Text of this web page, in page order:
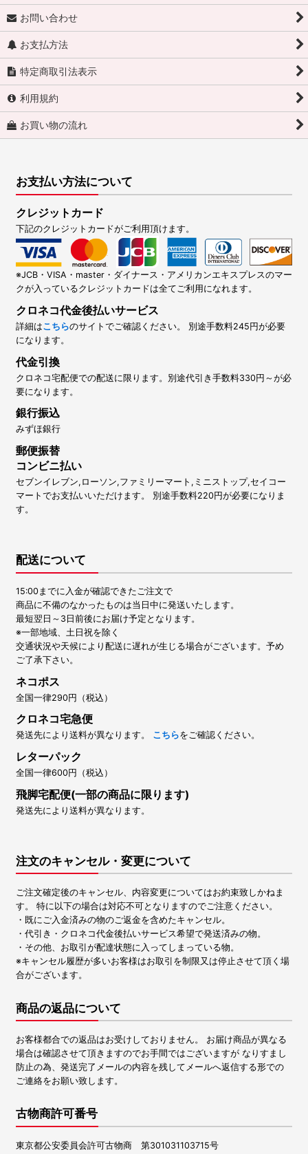
お問い合わせ
お支払方法
特定商取引法表示
利用規約
お買い物の流れ
お支払い方法について
クレジットカード
下記のクレジットカードがご利用頂けます。
※JCB・VISA・master・ダイナース・アメリカンエキスプレスのマー
クが入っているクレジットカードは全てご利用になれます。
クロネコ代金後払いサービス
詳細はこちらのサイトでご確認ください。 別途手数料245円が必要
になります。
代金引換
クロネコ宅配便での配送に限ります。別途代引き手数料330円～が必
要になります。
銀行振込
みずほ銀行
郵便振替
コンビニ払い
セブンイレブン,ローソン,ファミリーマート,ミニストップ,セイコー
マートでお支払いいただけます。 別途手数料220円が必要になりま
す。
配送について
15:00までに入金が確認できたご注文で
商品に不備のなかったものは当日中に発送いたします。
最短翌日～3日前後にお届け予定となります。
※一部地域、土日祝を除く
交通状況や天候により配送に遅れが生じる場合がございます。予め
ご了承下さい。
ネコポス
全国一律290円（税込）
クロネコ宅急便
発送先により送料が異なります。 こちらをご確認ください。
レターパック
全国一律600円（税込）
飛脚宅配便(一部の商品に限ります)
発送先により送料が異なります。
注文のキャンセル・変更について
ご注文確定後のキャンセル、内容変更についてはお約束致しかねま
す。 特に以下の場合は対応不可となりますのでご注意ください。
・既にご入金済みの物のご返金を含めたキャンセル。
・代引き・クロネコ代金後払いサービス希望で発送済みの物。
・その他、お取引が配達状態に入ってしまっている物。
※キャンセル履歴が多いお客様はお取引を制限又は停止させて頂く場
合がございます。
商品の返品について
お客様都合での返品はお受けしておりません。 お届け商品が異なる
場合は確認させて頂きますのでお手間ではございますが なりすまし
防止の為、発送完了メールの内容を残してメールへ返信する形での
ご連絡をお願い致します。
古物商許可番号
東京都公安委員会許可古物商 第301031103715号